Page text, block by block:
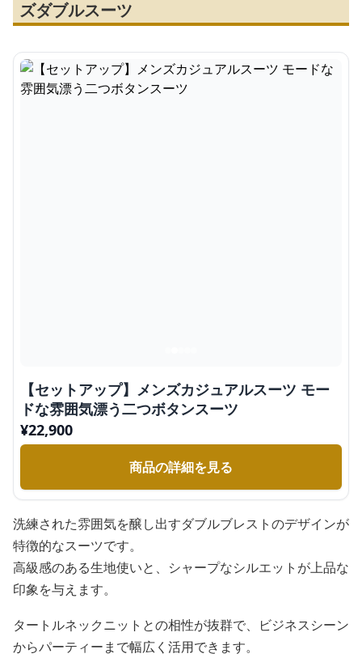
ズダブルスーツ
【セットアップ】メンズカジュアルスーツ モー
ドな雰囲気漂う二つボタンスーツ
¥22,900
商品の詳細を見る
洗練された雰囲気を醸し出すダブルブレストのデザインが
特徴的なスーツです。
高級感のある生地使いと、シャープなシルエットが上品な
印象を与えます。
タートルネックニットとの相性が抜群で、ビジネスシーン
からパーティーまで幅広く活用できます。